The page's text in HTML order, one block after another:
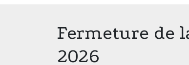
Fermeture de
2026